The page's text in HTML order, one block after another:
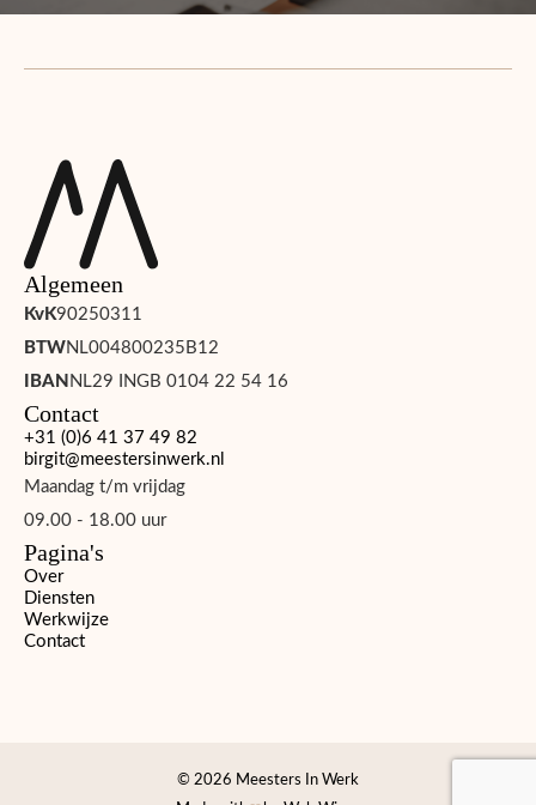
Algemeen
KvK90250311
BTWNL004800235B12
IBAN NL29 INGB 0104 22 54 16
Contact
+31 (0)6 41 37 49 82
birgit@meestersinwerk.nl
Maandag t/m vrijdag
09.00 - 18.00 uur
Pagina's
Over
Diensten
Werkwijze
Contact
© 2026 Meesters In Werk